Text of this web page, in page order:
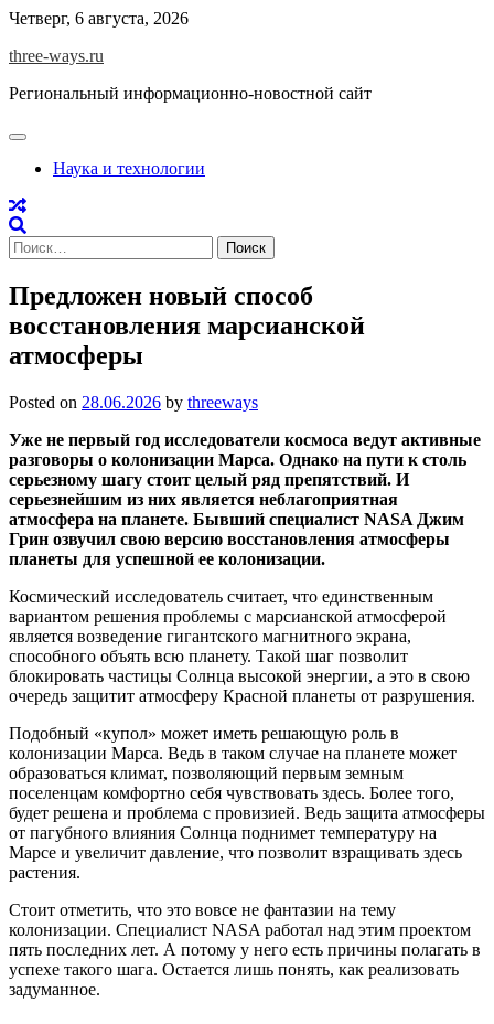
Skip
content
Четверг, 6 августа, 2026
three-ways.ru
Региональный информационно-новостной сайт
Наука и технологии
Найти:
Предложен новый способ
восстановления марсианской
атмосферы
Posted on 28.06.2026 by threeways
Уже не первый год исследователи космоса ведут активные
разговоры о колонизации Марса. Однако на пути к столь
серьезному шагу стоит целый ряд препятствий. И
серьезнейшим из них является неблагоприятная
атмосфера на планете. Бывший специалист NASA Джим
Грин озвучил свою версию восстановления атмосферы
планеты для успешной ее колонизации.
Космический исследователь считает, что единственным
вариантом решения проблемы с марсианской атмосферой
является возведение гигантского магнитного экрана,
способного объять всю планету. Такой шаг позволит
блокировать частицы Солнца высокой энергии, а это в свою
очередь защитит атмосферу Красной планеты от разрушения.
Подобный «купол» может иметь решающую роль в
колонизации Марса. Ведь в таком случае на планете может
образоваться климат, позволяющий первым земным
поселенцам комфортно себя чувствовать здесь. Более того,
будет решена и проблема с провизией. Ведь защита атмосферы
от пагубного влияния Солнца поднимет температуру на
Марсе и увеличит давление, что позволит взращивать здесь
растения.
Стоит отметить, что это вовсе не фантазии на тему
колонизации. Специалист NASA работал над этим проектом
пять последних лет. А потому у него есть причины полагать в
успехе такого шага. Остается лишь понять, как реализовать
задуманное.